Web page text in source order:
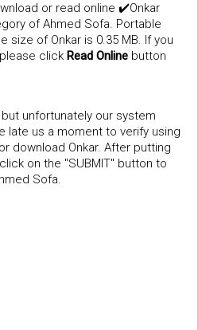
or read online ✔️Onkar
of Ahmed Sofa. Portable
size of Onkar is 0.35 MB. If you
click Read Online button
unfortunately our system
late us a moment to verify using
download Onkar. After putting
on the "SUBMIT" button to
Sofa.